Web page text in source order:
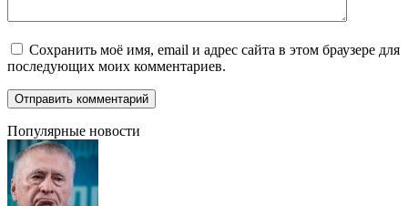
Сохранить моё имя, email и адрес сайта в этом браузере для
последующих моих комментариев.
Популярные новости